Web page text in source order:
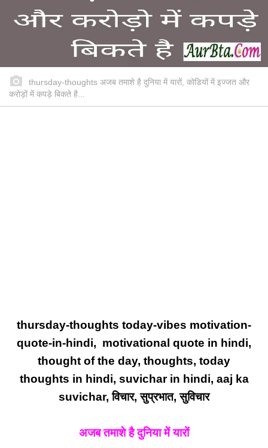
thursday-thoughts अजब तमाशे है दुनिया में यारों, कोडियों में इज्जत और
करोड़ों में कपड़े बिकते है...
thursday-thoughts today-vibes motivation-
quote-in-hindi, motivational quote in hindi,
thought of the day, thoughts, today
thoughts in hindi, suvichar in hindi, aaj ka
suvichar, विचार, सुप्रभात, सुविचार
अजब तमाशे है दुनिया में यारों